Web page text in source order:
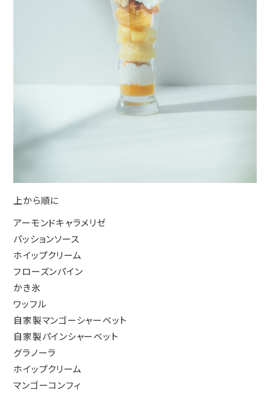
上から順に
アーモンドキャラメリゼ
パッションソース
ホイップクリーム
フローズンパイン
かき氷
ワッフル
自家製マンゴーシャーベット
自家製パインシャーベット
グラノーラ
ホイップクリーム
マンゴーコンフィ